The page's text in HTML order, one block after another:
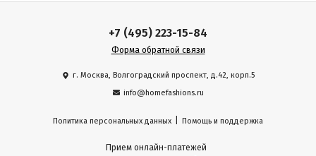
+7 (495) 223-15-84
Форма обратной связи
г. Москва, Волгоградский проспект, д.42, корп.5
info@homefashions.ru
Политика персональных данных Помощь и поддержка
Прием онлайн-платежей